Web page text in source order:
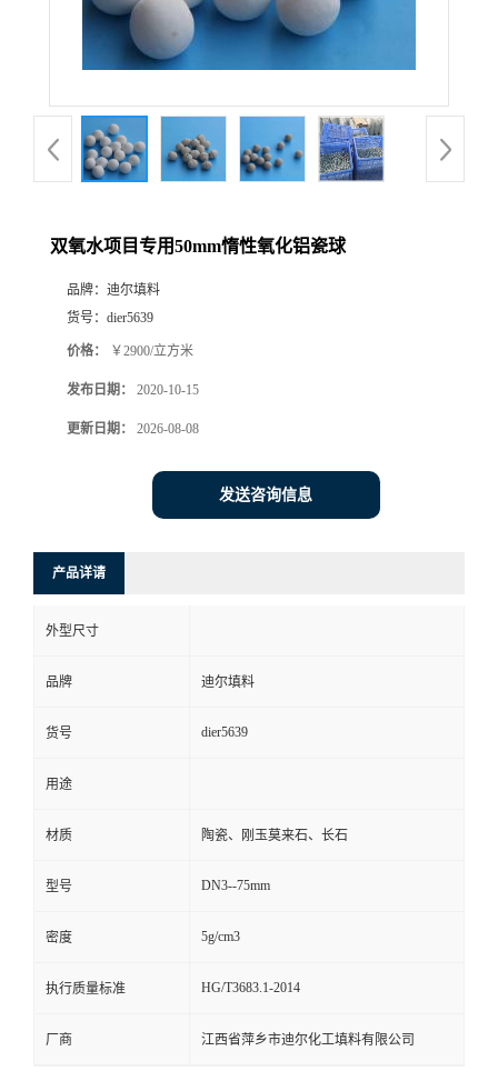
双氧水项目专用50mm惰性氧化铝瓷球
品牌： 迪尔填料
货号： dier5639
价格： ￥2900/立方米
发布日期： 2020-10-15
更新日期： 2026-08-08
发送咨询信息
产品详请
外型尺寸
品牌 迪尔填料
货号 dier5639
用途
材质 陶瓷、刚玉莫来石、长石
型号 DN3--75mm
密度 5g/cm3
执行质量标准 HG/T3683.1-2014
厂商 江西省萍乡市迪尔化工填料有限公司